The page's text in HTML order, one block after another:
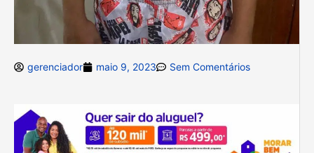
gerenciador maio 9, 2023 Sem Comentários